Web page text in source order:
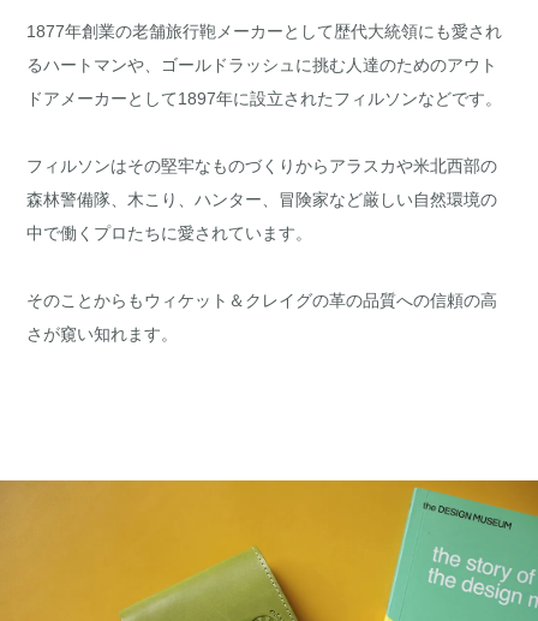
1877年創業の老舗旅行鞄メーカーとして歴代大統領にも愛され
るハートマンや、ゴールドラッシュに挑む人達のためのアウト
ドアメーカーとして1897年に設立されたフィルソンなどです。
フィルソンはその堅牢なものづくりからアラスカや米北西部の
森林警備隊、木こり、ハンター、冒険家など厳しい自然環境の
中で働くプロたちに愛されています。
そのことからもウィケット＆クレイグの革の品質への信頼の高
さが窺い知れます。